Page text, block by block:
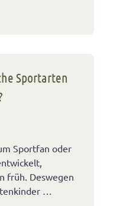
Sportarten
Sportfan oder
früh. Deswegen
…